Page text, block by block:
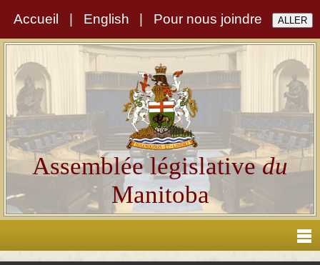
Accueil English Pour nous joindre
Assemblée législativedu
Manitoba